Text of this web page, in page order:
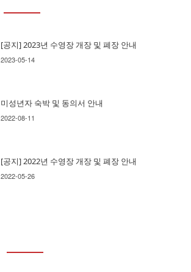
[공지] 2023년 수영장 개장 및 폐장 안내
2023-05-14
미성년자 숙박 및 동의서 안내
2022-08-11
[공지] 2022년 수영장 개장 및 폐장 안내
2022-05-26